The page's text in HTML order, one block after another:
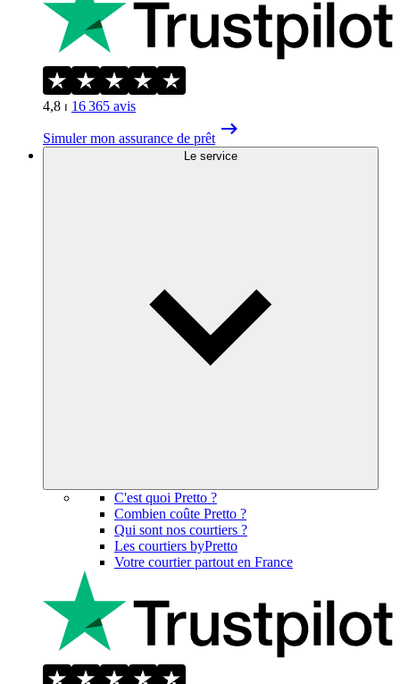
4,8 ⏐ 16 365 avis
Simuler mon assurance de prêt
Le service
C'est quoi Pretto ?
Combien coûte Pretto ?
Qui sont nos courtiers ?
Les courtiers byPretto
Votre courtier partout en France